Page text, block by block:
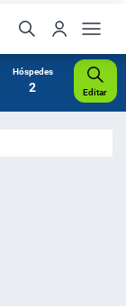
Hóspedes
2 Editar